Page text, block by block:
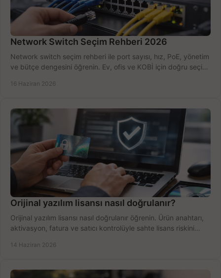
Network Switch Seçim Rehberi 2026
Network switch seçim rehberi ile port sayısı, hız, PoE, yönetim
ve bütçe dengesini öğrenin. Ev, ofis ve KOBİ için doğru seçimi
16 Haziran 2026
Orijinal yazılım lisansı nasıl doğrulanır?
Orijinal yazılım lisansı nasıl doğrulanır öğrenin. Ürün anahtarı,
aktivasyon, fatura ve satıcı kontrolüyle sahte lisans riskini
14 Haziran 2026